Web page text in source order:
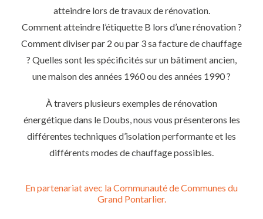
atteindre lors de travaux de rénovation.
Comment atteindre l’étiquette B lors d’une rénovation ?
Comment diviser par 2 ou par 3 sa facture de chauffage
? Quelles sont les spécificités sur un bâtiment ancien,
une maison des années 1960 ou des années 1990 ?
À travers plusieurs exemples de rénovation
énergétique dans le Doubs, nous vous présenterons les
différentes techniques d’isolation performante et les
différents modes de chauffage possibles.
En partenariat avec la Communauté de Communes du
Grand Pontarlier.